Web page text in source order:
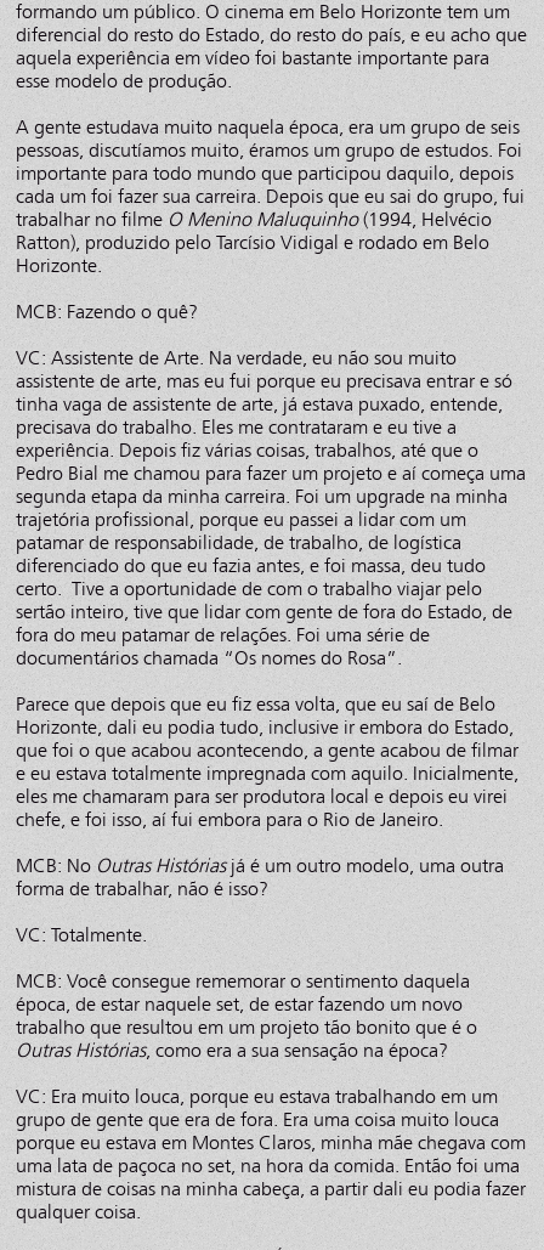
formando um público. O cinema em Belo Horizonte tem um
diferencial do resto do Estado, do resto do país, e eu acho que
aquela experiência em vídeo foi bastante importante para
esse modelo de produção.
A gente estudava muito naquela época, era um grupo de seis
pessoas, discutíamos muito, éramos um grupo de estudos. Foi
importante para todo mundo que participou daquilo, depois
cada um foi fazer sua carreira. Depois que eu sai do grupo, fui
trabalhar no filme O Menino Maluquinho(1994, Helvécio
Ratton), produzido pelo Tarcísio Vidigal e rodado em Belo
Horizonte.
MCB: Fazendo o quê?
VC: Assistente de Arte. Na verdade, eu não sou muito
assistente de arte, mas eu fui porque eu precisava entrar e só
tinha vaga de assistente de arte, já estava puxado, entende,
precisava do trabalho. Eles me contrataram e eu tive a
experiência. Depois fiz várias coisas, trabalhos, até que o
Pedro Bial me chamou para fazer um projeto e aí começa uma
segunda etapa da minha carreira. Foi um upgrade na minha
trajetória profissional, porque eu passei a lidar com um
patamar de responsabilidade, de trabalho, de logística
diferenciado do que eu fazia antes, e foi massa, deu tudo
certo. Tive a oportunidade de com o trabalho viajar pelo
sertão inteiro, tive que lidar com gente de fora do Estado, de
fora do meu patamar de relações. Foi uma série de
documentários chamada “Os nomes do Rosa”.
Parece que depois que eu fiz essa volta, que eu saí de Belo
Horizonte, dali eu podia tudo, inclusive ir embora do Estado,
que foi o que acabou acontecendo, a gente acabou de filmar
e eu estava totalmente impregnada com aquilo. Inicialmente,
eles me chamaram para ser produtora local e depois eu virei
chefe, e foi isso, aí fui embora para o Rio de Janeiro.
MCB: No Outras Históriasjá é um outro modelo, uma outra
forma de trabalhar, não é isso?
VC: Totalmente.
MCB: Você consegue rememorar o sentimento daquela
época, de estar naquele set, de estar fazendo um novo
trabalho que resultou em um projeto tão bonito que é o
Outras Histórias, como era a sua sensação na época?
VC: Era muito louca, porque eu estava trabalhando em um
grupo de gente que era de fora. Era uma coisa muito louca
porque eu estava em Montes Claros, minha mãe chegava com
uma lata de paçoca no set, na hora da comida. Então foi uma
mistura de coisas na minha cabeça, a partir dali eu podia fazer
qualquer coisa.